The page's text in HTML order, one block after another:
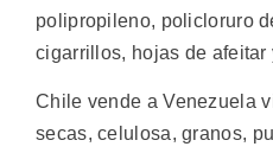
polipropileno, policloruro
cigarrillos, hojas de afeitar
Chile vende a Venezuela
secas, celulosa, granos,